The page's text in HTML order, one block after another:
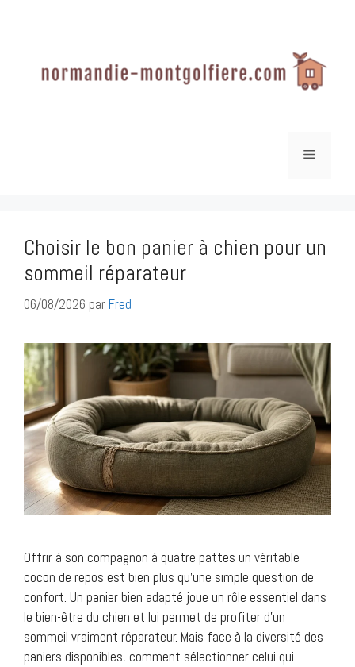
Menu
Choisir le bon panier à chien pour un
sommeil réparateur
06/08/2026 par Fred
Offrir à son compagnon à quatre pattes un véritable
cocon de repos est bien plus qu’une simple question de
confort. Un panier bien adapté joue un rôle essentiel dans
le bien-être du chien et lui permet de profiter d’un
sommeil vraiment réparateur. Mais face à la diversité des
paniers disponibles, comment sélectionner celui qui